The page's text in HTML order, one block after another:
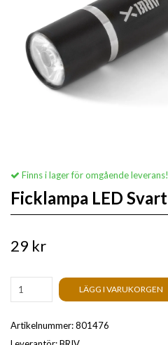
Finns i lager för omgående leverans!
Ficklampa LED Svart
29 kr
LÄGG I VARUKORGEN
Artikelnummer:801476